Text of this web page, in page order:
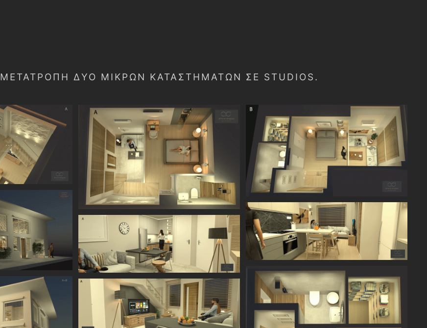
ΜΕΤΑΤΡΟΠΉ ΔΎΟ ΜΙΚΡΏΝ ΚΑΤΑΣΤΗΜΆΤΩΝ ΣΕ STUDIOS.